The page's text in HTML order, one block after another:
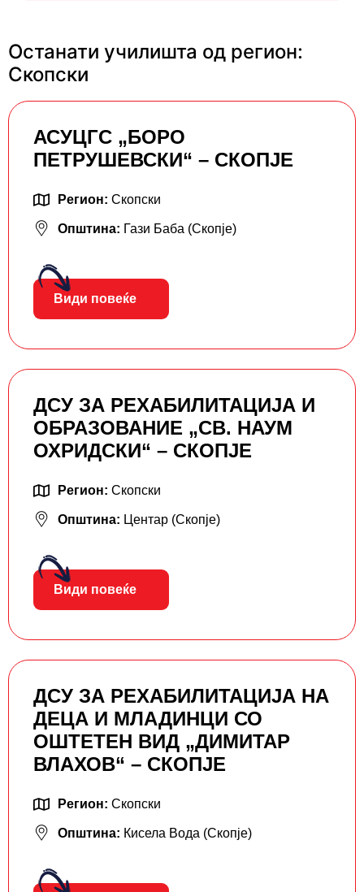
Останати училишта од регион:
Скопски
АСУЦГС „БОРО
ПЕТРУШЕВСКИ“ – СКОПЈЕ
Регион: Скопски
Општина: Гази Баба (Скопје)
Види повеќе
ДСУ ЗА РЕХАБИЛИТАЦИЈА И
ОБРАЗОВАНИЕ „СВ. НАУМ
ОХРИДСКИ“ – СКОПЈЕ
Регион: Скопски
Општина: Центар (Скопје)
Види повеќе
ДСУ ЗА РЕХАБИЛИТАЦИЈА НА
ДЕЦА И МЛАДИНЦИ СО
ОШТЕТЕН ВИД „ДИМИТАР
ВЛАХОВ“ – СКОПЈЕ
Регион: Скопски
Општина: Кисела Вода (Скопје)